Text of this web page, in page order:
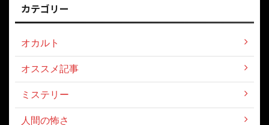
カテゴリー
オカルト
オススメ記事
ミステリー
人間の怖さ